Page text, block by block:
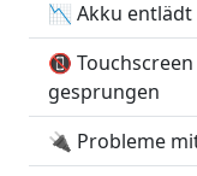
📉 Akku
📵
gesprungen
🔌 Probleme